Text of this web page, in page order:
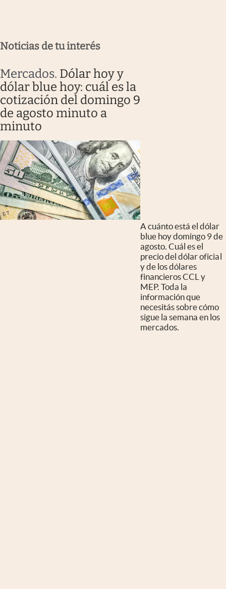
Noticias de tu interés
Mercados. Dólar hoy y
dólar blue hoy: cuál es la
cotización del domingo 9
de agosto minuto a
minuto
A cuánto está el dólar
blue hoy domingo 9 de
agosto. Cuál es el
precio del dólar oficial
y de los dólares
financieros CCL y
MEP. Toda la
información que
necesitás sobre cómo
sigue la semana en los
mercados.